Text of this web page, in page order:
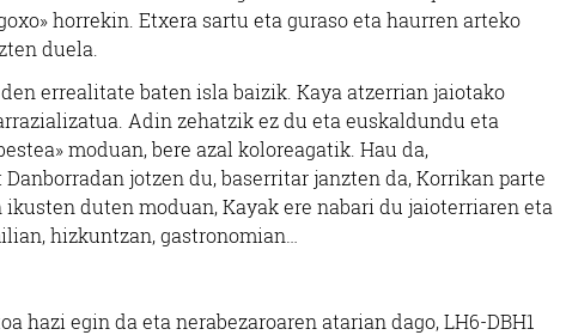
horrekin. Etxera sartu eta guraso eta haurren arteko
duela.
errealitate baten isla baizik. Kaya atzerrian jaiotako
Adin zehatzik ez du eta euskaldundu eta
moduan, bere azal koloreagatik. Hau da,
jotzen du, baserritar janzten da, Korrikan parte
duten moduan, Kayak ere nabari du jaioterriaren eta
hizkuntzan, gastronomian…
hazi egin da eta nerabezaroaren atarian dago, LH6-DBH1